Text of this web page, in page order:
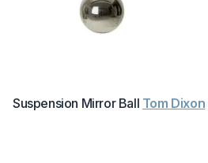
Suspension Mirror Ball Tom Dixon